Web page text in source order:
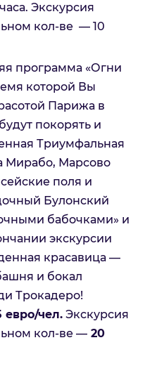
Экскурсия
кол-ве — 10
программа «Огни
которой Вы
Парижа в
покорять и
Триумфальная
Мирабо, Марсово
поля и
Булонский
бабочками» и
экскурсии
красавица —
и бокал
Трокадеро!
евро/чел. Экскурсия
кол-ве — 20